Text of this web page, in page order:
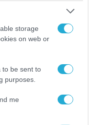
storage
on web or
to be sent to
purposes.
me